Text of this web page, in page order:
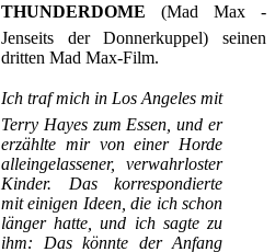
THUNDERDOME (Mad Max -
Jenseits der Donnerkuppel) seinen
dritten Mad Max-Film.
Ich traf mich in Los Angeles mit
Terry Hayes zum Essen, und er
erzählte mir von einer Horde
alleingelassener, verwahrloster
Kinder. Das korrespondierte
mit einigen Ideen, die ich schon
länger hatte, und ich sagte zu
ihm: Das könnte der Anfang